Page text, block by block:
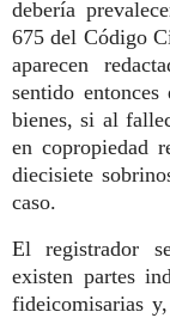
debería
675 del Código
aparecen
sentido
bienes, si al
en copropiedad
diecisiete
caso.
El registrador
existen partes
fideicomisarias